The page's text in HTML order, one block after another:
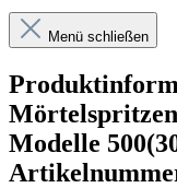
Menü schließen
Modelle